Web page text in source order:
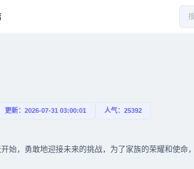
更新：2026-07-31 03:00:01 人气：25392
始，勇敢地迎接未来的挑战，为了家族的荣耀和使命